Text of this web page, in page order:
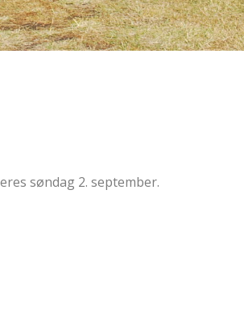
søndag 2. september.